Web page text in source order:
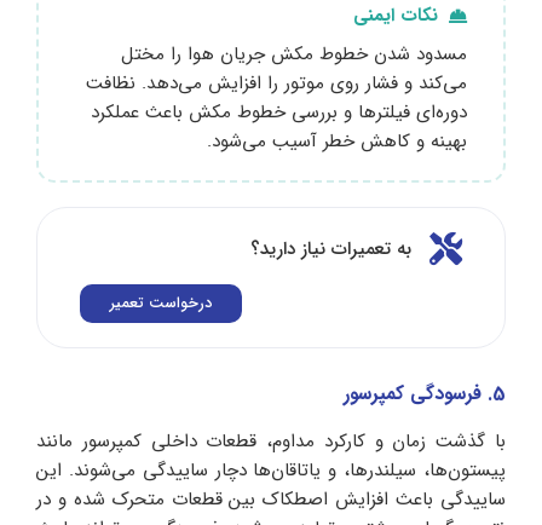
نکات ایمنی
مسدود شدن خطوط مکش جریان هوا را مختل
می‌کند و فشار روی موتور را افزایش می‌دهد. نظافت
دوره‌ای فیلترها و بررسی خطوط مکش باعث عملکرد
بهینه و کاهش خطر آسیب می‌شود.
به تعمیرات نیاز دارید؟
درخواست تعمیر
5. فرسودگی کمپرسور
با گذشت زمان و کارکرد مداوم، قطعات داخلی کمپرسور مانند
پیستون‌ها، سیلندرها، و یاتاقان‌ها دچار ساییدگی می‌شوند. این
ساییدگی باعث افزایش اصطکاک بین قطعات متحرک شده و در